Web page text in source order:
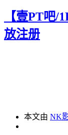
【壹PT吧/
放注册
本文由 NK